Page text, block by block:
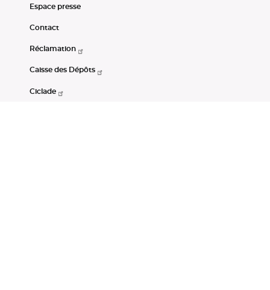
Espace presse
Contact
Réclamation
Caisse des Dépôts
Ciclade